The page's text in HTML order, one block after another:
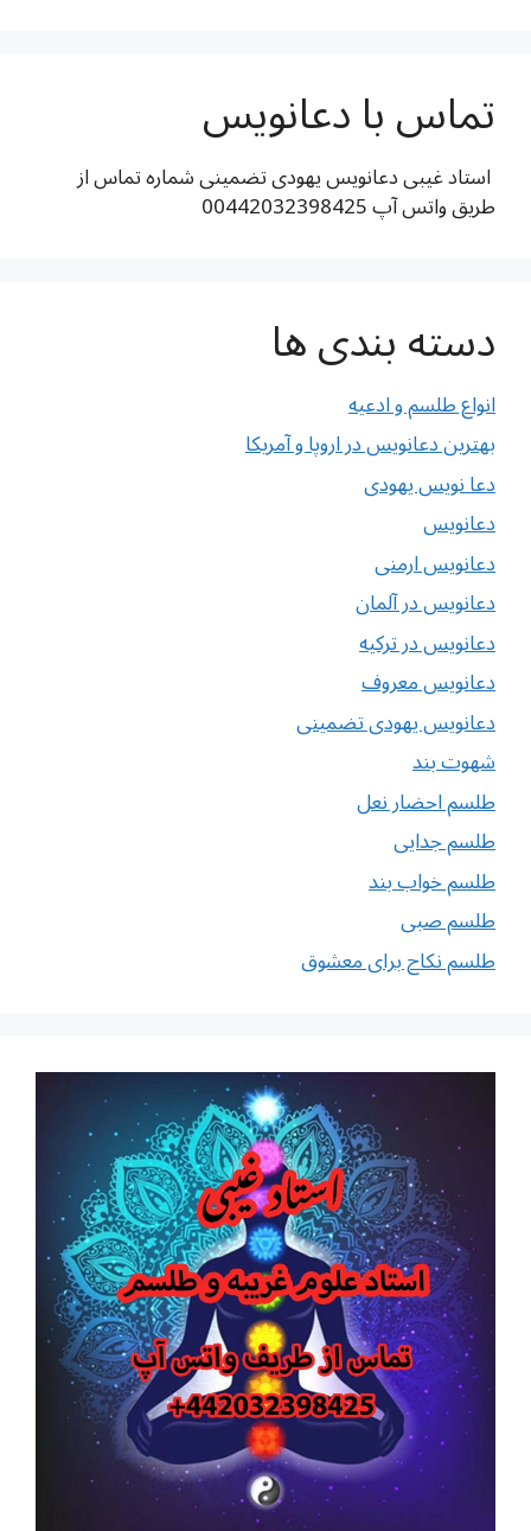
تماس با دعانویس
استاد غیبی دعانویس یهودی تضمینی شماره تماس از
طریق واتس آپ 00442032398425
دسته بندی ها
انواع طلسم و ادعیه
بهترین دعانویس در اروپا و آمریکا
دعا نویس یهودی
دعانویس
دعانویس ارمنی
دعانویس در آلمان
دعانویس در ترکیه
دعانویس معروف
دعانویس یهودی تضمینی
شهوت بند
طلسم احضار نعل
طلسم جدایی
طلسم خواب بند
طلسم صبی
طلسم نکاح برای معشوق